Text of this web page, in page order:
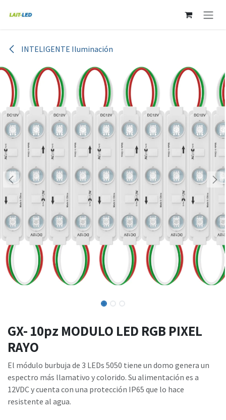
INTELIGENTE Iluminación
GX- 10pz MODULO LED RGB PIXEL
RAYO
El módulo burbuja de 3 LEDs 5050 tiene un domo genera un
espectro más llamativo y colorido. Su alimentación es a
12VDC y cuenta con una protección IP65 que lo hace
resistente al agua.